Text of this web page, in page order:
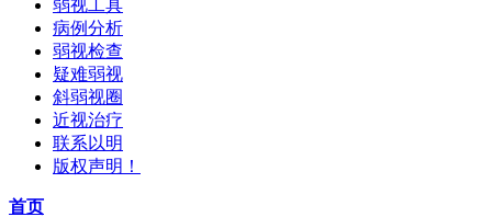
弱视工具
病例分析
弱视检查
疑难弱视
斜弱视圈
近视治疗
联系以明
版权声明！
首页